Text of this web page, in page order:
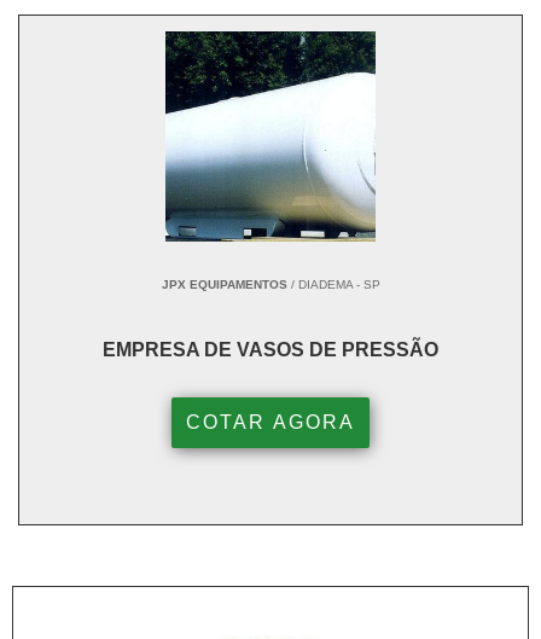
JPX EQUIPAMENTOS/ DIADEMA - SP
EMPRESA DE VASOS DE PRESSÃO
COTAR AGORA